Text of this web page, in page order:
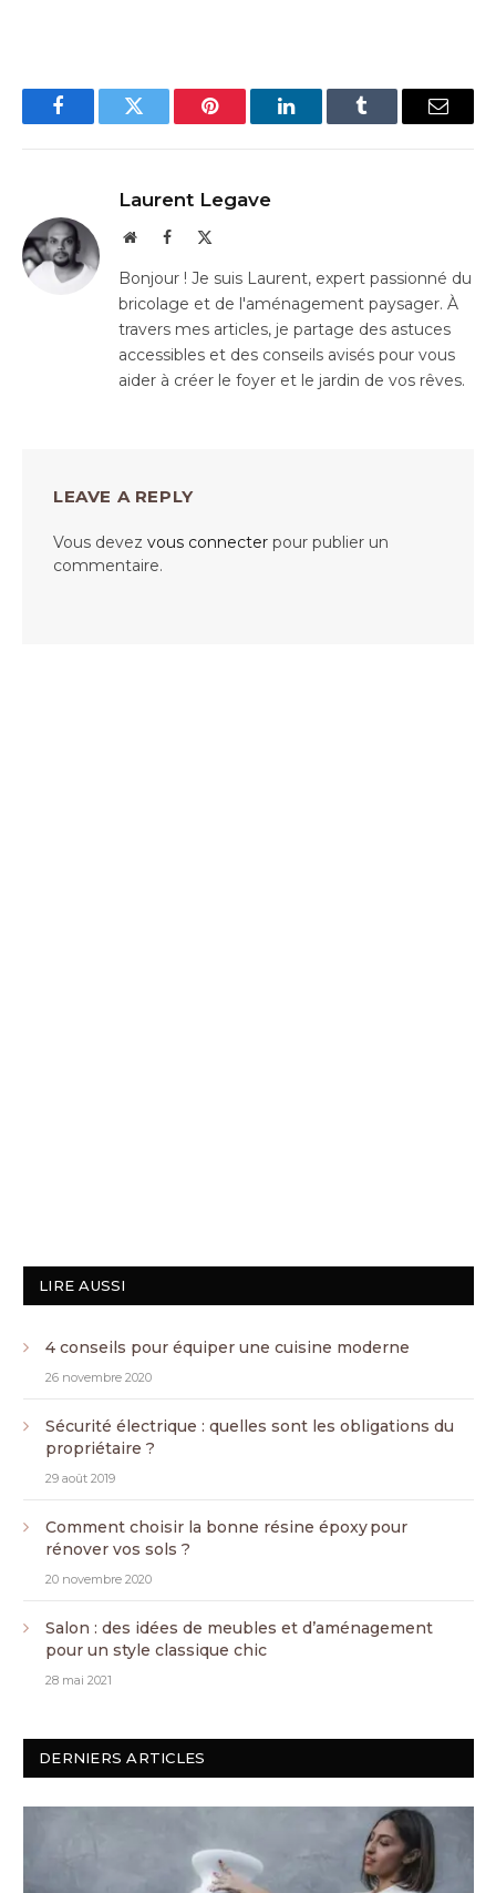
FacebookTwitter Pinterest LinkedInTumblr Email
Laurent Legave
WebsiteFacebook
Bonjour ! Je suis Laurent, expert passionné du
bricolage et de l'aménagement paysager. À
travers mes articles, je partage des astuces
accessibles et des conseils avisés pour vous
aider à créer le foyer et le jardin de vos rêves.
LEAVE A REPLY
Vous devez vous connecter pour publier un
commentaire.
LIRE AUSSI
4 conseils pour équiper une cuisine moderne
26 novembre 2020
Sécurité électrique : quelles sont les obligations du
propriétaire ?
29 août 2019
Comment choisir la bonne résine époxy pour
rénover vos sols ?
20 novembre 2020
Salon : des idées de meubles et d’aménagement
pour un style classique chic
28 mai 2021
DERNIERS ARTICLES